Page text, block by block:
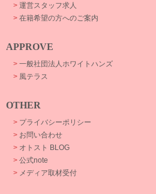
> 運営スタッフ求人
> 在籍希望の方へのご案内
APPROVE
> 一般社団法人ホワイトハンズ
> 風テラス
OTHER
> プライバシーポリシー
> お問い合わせ
> オトスト BLOG
> 公式note
> メディア取材受付